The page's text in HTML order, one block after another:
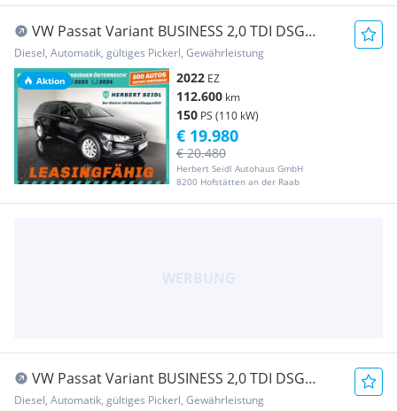
Aktion
VW Passat Variant BUSINESS 2,0 TDI DSG
*VOLL-LED M...
Diesel, Automatik, gültiges Pickerl, Gewährleistung
2022 EZ
112.600 km
150 PS (110 kW)
Herbert Seidl Autohaus GmbH
8200 Hofstätten an der Raab
€ 20.480
€ 19.980
VW Passat Variant BUSINESS 2,0 TDI DSG
*MATRIX-LED...
Diesel, Automatik, gültiges Pickerl, Gewährleistung